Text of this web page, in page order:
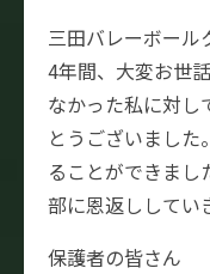
三田バレーボール
4年間、大変お世
なかった私に対し
とうございまし
ることができまし
部に恩返ししてい
保護者の皆さん